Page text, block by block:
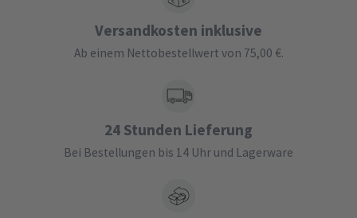
Versandkosten inklusive
Ab einem Nettobestellwert von 75,00 €.
24 Stunden Lieferung
Bei Bestellungen bis 14 Uhr und Lagerware